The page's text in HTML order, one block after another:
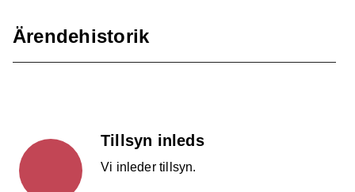
Ärendehistorik
Tillsyn inleds
Vi inleder tillsyn.